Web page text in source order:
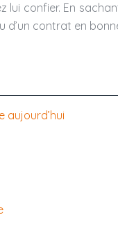
confier. En
d’un contrat en
aujourd’hui